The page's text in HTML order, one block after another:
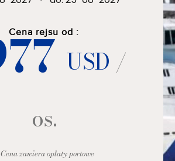
Cena rejsu od :
USD /
os.
zawiera opłaty portowe